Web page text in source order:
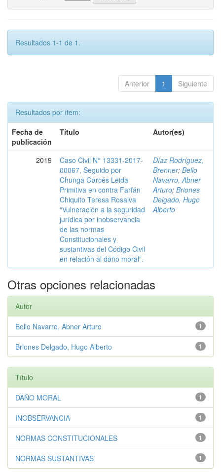
Resultados 1-1 de 1.
Anterior 1 Siguiente
Resultados por ítem:
Fecha de
publicación
Título Autor(es)
2019
Caso Civil N° 13331-2017-
00067, Seguido por
Chunga Garcés Leida
Primitiva en contra Farfán
Chiquito Teresa Rosalva
“Vulneración a la seguridad
jurídica por inobservancia
de las normas
Constitucionales y
sustantivas del Código Civil
en relación al daño moral”.
Díaz Rodríguez,
Brenner; Bello
Navarro, Abner
Arturo; Briones
Delgado, Hugo
Alberto
Otras opciones relacionadas
Autor
1
Bello Navarro, Abner Arturo
1
Briones Delgado, Hugo Alberto
Título
1
DAÑO MORAL
1
INOBSERVANCIA
1
NORMAS CONSTITUCIONALES
1
NORMAS SUSTANTIVAS